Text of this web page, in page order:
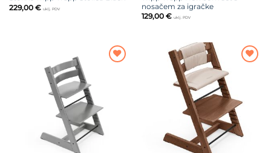
229,00 € uklj. PDV
nosačem za igračke
129,00 € uklj. PDV